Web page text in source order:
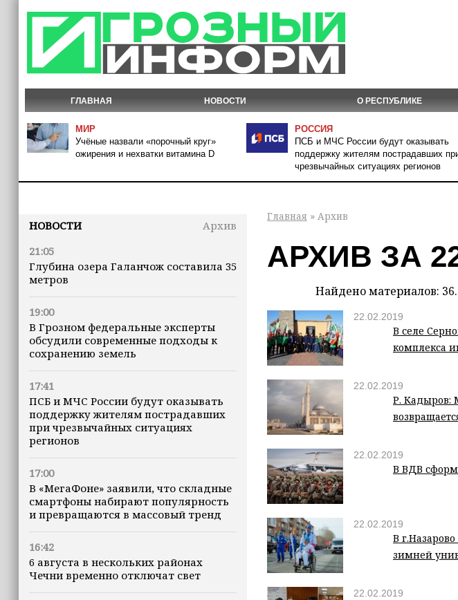
ГЛАВНАЯ НОВОСТИ О РЕСПУБЛИКЕ
МИР
Учёные назвали «порочный круг»
ожирения и нехватки витамина D
РОССИЯ
ПСБ и МЧС России будут оказывать
поддержку жителям пострадавших
чрезвычайных ситуациях регионов
НОВОСТИ
Архив
21:05
Глубина озера Галанчож составила 35
метров
19:00
В Грозном федеральные эксперты
обсудили современные подходы к
сохранению земель
17:41
ПСБ и МЧС России будут оказывать
поддержку жителям пострадавших
при чрезвычайных ситуациях
регионов
17:00
В «МегаФоне» заявили, что складные
смартфоны набирают популярность
и превращаются в массовый тренд
16:42
6 августа в нескольких районах
Чечни временно отключат свет
Главная » Архив
АРХИВ ЗА
Найдено материалов: 36.
22.02.2019
В селе
комплекса
22.02.2019
Р. Кадыров:
22.02.2019
В ВДВ
22.02.2019
В
зимней
22.02.2019